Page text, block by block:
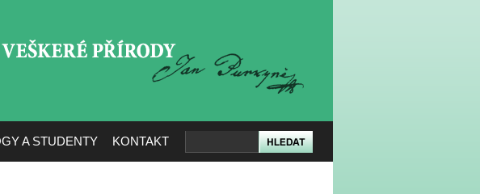
A STUDENTY KONTAKT